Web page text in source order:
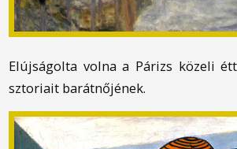
Elújságolta volna a Párizs közeli
sztoriait barátnőjének.